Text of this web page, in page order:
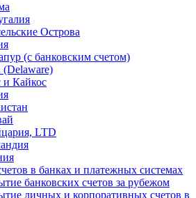
Острова
(c банковским счетом)
и Кайкос
LTD
в банках и платежных системах
банковских счетов за рубежом
личных и корпоративных счетов в